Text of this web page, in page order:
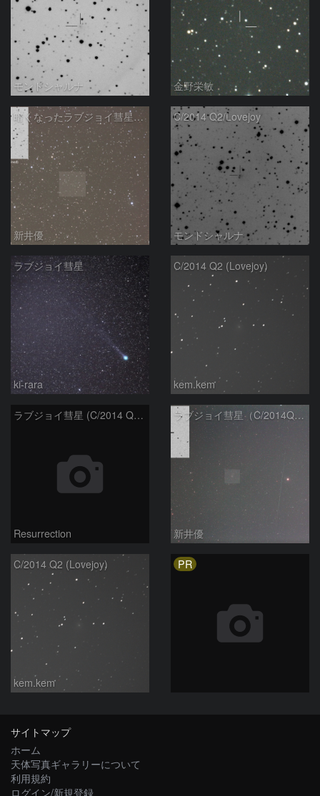
モンドシャルナ 金野栄敏
暗くなったラブジョイ彗星の予報位置
新井優
C/2014 Q2/Lovejoy
モンドシャルナ
ラブジョイ彗星
ki-rara
C/2014 Q2 (Lovejoy)
kem.kem
ラブジョイ彗星 (C/2014 Q2) 10/12
Resurrection
ラブジョイ彗星（C/2014Q2）
新井優
C/2014 Q2 (Lovejoy)
kem.kem
PR
サイトマップ
ホーム
天体写真ギャラリーについて
利用規約
ログイン/新規登録